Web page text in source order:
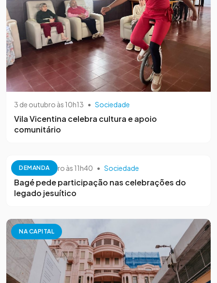
3 de outubro às 10h13 • Sociedade
Vila Vicentina celebra cultura e apoio
comunitário
DEMANDA
26 de setembro às 11h40 • Sociedade
Bagé pede participação nas celebrações do
legado jesuítico
NA CAPITAL